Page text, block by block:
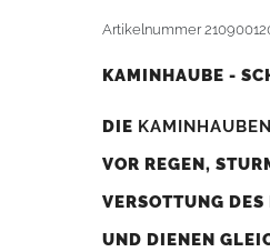
Artikelnummer
KAMINHAUBE -
DIE KAMINHAUBEN
VOR REGEN,
VERSOTTUNG
UND DIENEN